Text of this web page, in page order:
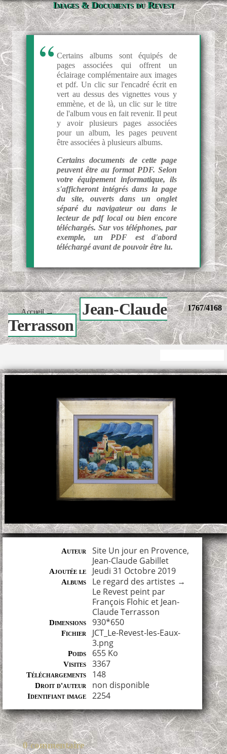
Images & Documents du Revest
Certains albums sont équipés de
pages associées qui offrent un
éclairage complémentaire aux images
et pdf. Un clic sur l'encadré écrit en
vert au dessus des vignettes vous y
emmène, et de là, un clic sur le titre
de l'album vous en fait revenir. Il peut
y avoir plusieurs pages associées
pour un album, les pages peuvent
être associées à plusieurs albums.
Certains documents de cette page
peuvent être au format PDF. Selon
votre équipement informatique, ils
s'afficheront intégrés dans la page
du site, ouverts dans un onglet
séparé du navigateur ou dans le
lecteur de pdf local ou bien encore
téléchargés. Sur vos téléphones, par
exemple, un PDF est d'abord
téléchargé avant de pouvoir être lu.
1767/4168
Accueil→
Jean-Claude
Terrasson
Auteur
Site Un jour en Provence,
Jean-Claude Gabillet
Ajoutée le Jeudi 31 Octobre 2019
Albums Le regard des artistes →
Le Revest peint par
François Flohic et Jean-
Claude Terrasson
Dimensions 930*650
Fichier
JCT_Le-Revest-les-Eaux-
3.png
Poids 655 Ko
Visites 3367
Téléchargements 148
Droit d'auteur non disponible
Identifiant image 2254
0 commentaire